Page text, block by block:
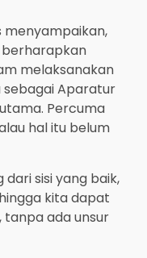
menyampaikan,
berharapkan
melaksanakan
sebagai Aparatur
Percuma
hal itu belum
sisi yang baik,
kita dapat
tanpa ada unsur